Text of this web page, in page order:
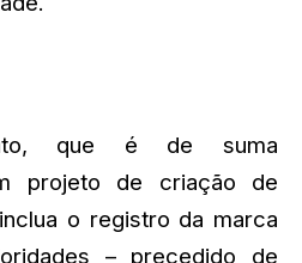
que é de suma
projeto de criação de
o registro da marca
– precedido de